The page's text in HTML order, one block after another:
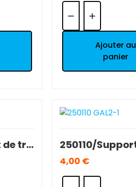
Quantité:
Ajouter au
panier
250110/Support de triangles AV T2M 1/10 Séries 5000/7000 NEUF.
4,00 €
Quantité: